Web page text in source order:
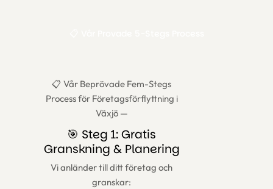
📋 Vår Beprövade Fem-Stegs
Process för Företagsförflyttning i
Växjö —
🎯 Steg 1: Gratis
Granskning & Planering
Vi anländer till ditt företag och
granskar: